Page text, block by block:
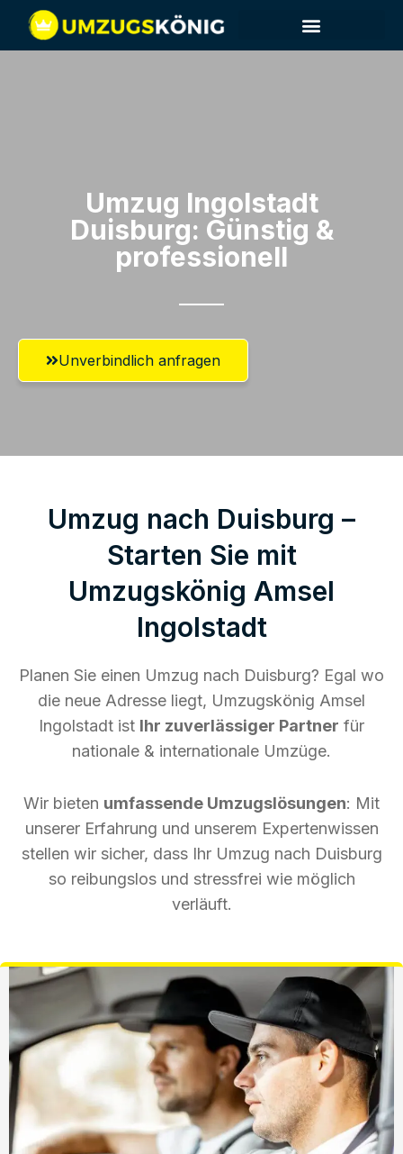
Umzug Ingolstadt​
Duisburg: Günstig &
professionell​
Unverbindlich anfragen
Umzug nach Duisburg –
Starten Sie mit
Umzugskönig Amsel
Ingolstadt
Planen Sie einen Umzug nach Duisburg? Egal wo
die neue Adresse liegt, Umzugskönig Amsel
Ingolstadt ist Ihr zuverlässiger Partner für
nationale & internationale Umzüge.
Wir bieten umfassende Umzugslösungen: Mit
unserer Erfahrung und unserem Expertenwissen
stellen wir sicher, dass Ihr Umzug nach Duisburg
so reibungslos und stressfrei wie möglich
verläuft.